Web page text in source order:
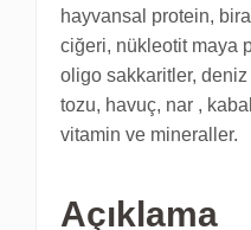
hayvansal protein,
ciğeri, nükleotit maya
oligo sakkaritler,
tozu, havuç, nar ,
vitamin ve mineraller.
Açıklama